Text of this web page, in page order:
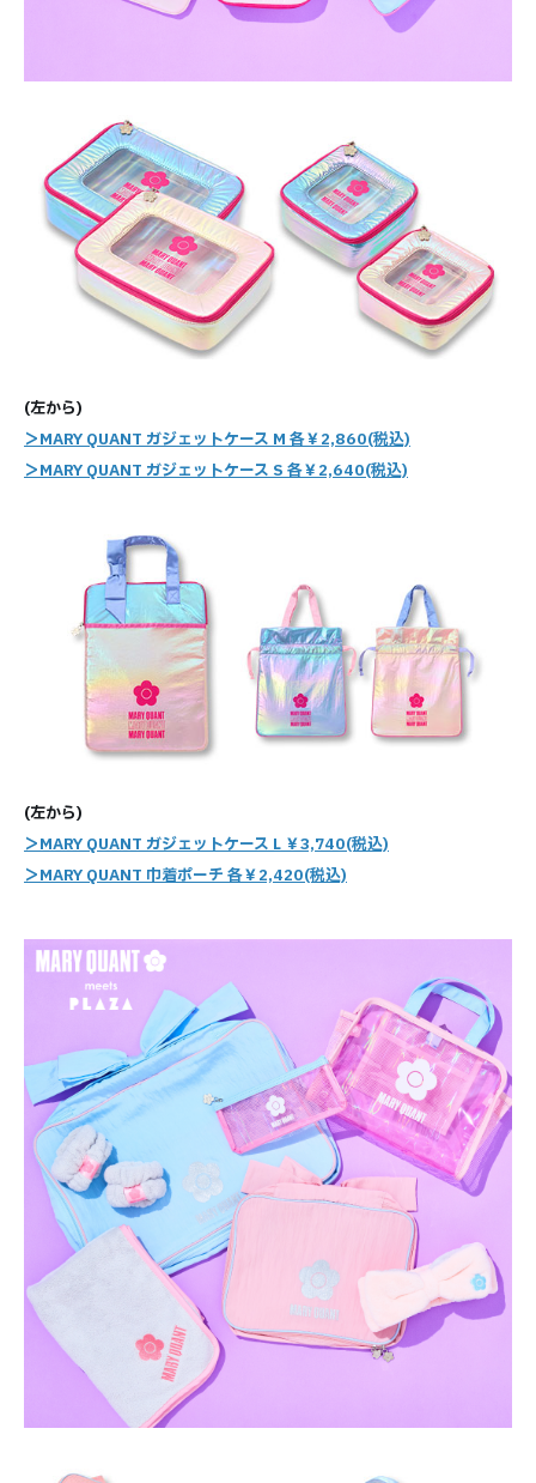
(左から)
＞MARY QUANT ガジェットケース M 各￥2,860(税込)
＞MARY QUANT ガジェットケース S 各￥2,640(税込)
(左から)
＞MARY QUANT ガジェットケース L ￥3,740(税込)
＞MARY QUANT 巾着ポーチ 各￥2,420(税込)